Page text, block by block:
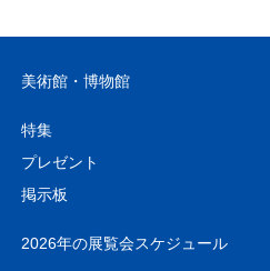
美術館・博物館
特集
プレゼント
掲示板
2026年の展覧会スケジュール